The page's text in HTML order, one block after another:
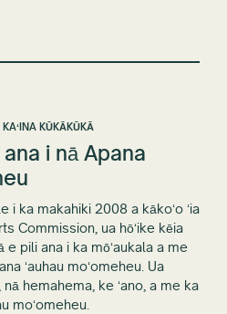
KŪKĀKŪKĀ
i nā Apana
i ka makahiki 2008 a kākoʻo ʻia
Commission, ua hōʻike kēia
pili ana i ka mōʻaukala a me
ʻauhau moʻomeheu. Ua
nā hemahema, ke ʻano, a me ka
moʻomeheu.